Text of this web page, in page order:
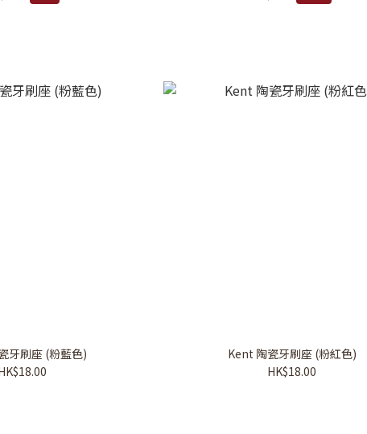
牙刷座 (粉藍色)
Kent 陶瓷牙刷座 (粉紅色)
HK$18.00